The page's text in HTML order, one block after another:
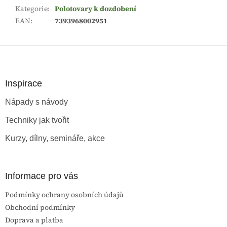
Kategorie: Polotovary k dozdobení
EAN: 7393968002951
Inspirace
Nápady s návody
Techniky jak tvořit
Kurzy, dílny, semináře, akce
Informace pro vás
Podmínky ochrany osobních údajů
Obchodní podmínky
Doprava a platba